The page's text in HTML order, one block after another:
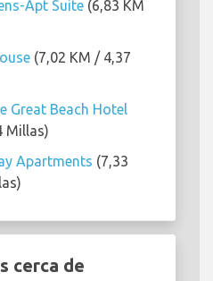
Apt Suite (6,83 KM
(7,02 KM / 4,37
Great Beach Hotel
Millas)
Apartments (7,33
cerca de